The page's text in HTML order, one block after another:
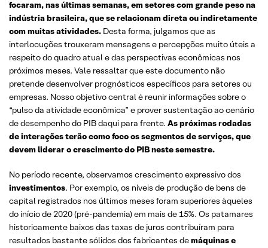
focaram, nas últimas semanas, em setores com grande peso na
indústria brasileira, que se relacionam direta ou indiretamente
com muitas atividades. Desta forma, julgamos que as
interlocuções trouxeram mensagens e percepções muito úteis a
respeito do quadro atual e das perspectivas econômicas nos
próximos meses. Vale ressaltar que este documento não
pretende desenvolver prognósticos específicos para setores ou
empresas. Nosso objetivo central é reunir informações sobre o
“pulso da atividade econômica” e prover sustentação ao cenário
de desempenho do PIB daqui para frente. As próximas rodadas
de interações terão como foco os segmentos de serviços, que
devem liderar o crescimento do PIB neste semestre.
No período recente, observamos crescimento expressivo dos
investimentos. Por exemplo, os níveis de produção de bens de
capital registrados nos últimos meses foram superiores àqueles
do início de 2020 (pré-pandemia) em mais de 15%. Os patamares
historicamente baixos das taxas de juros contribuíram para
resultados bastante sólidos dos fabricantes demáquinas e